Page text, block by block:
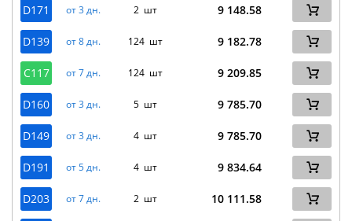
D171 от 3 дн. 2 шт 9 148.58
D139 от 8 дн. 124 шт 9 182.78
C117 от 7 дн. 124 шт 9 209.85
D160 от 3 дн. 5 шт 9 785.70
D149 от 3 дн. 4 шт 9 785.70
D191 от 5 дн. 4 шт 9 834.64
D203 от 7 дн. 2 шт 10 111.58